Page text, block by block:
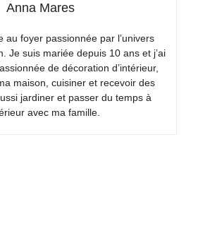
Anna Mares
au foyer passionnée par l’univers
Je suis mariée depuis 10 ans et j’ai
de décoration d’intérieur,
maison, cuisiner et recevoir des
jardiner et passer du temps à
avec ma famille.